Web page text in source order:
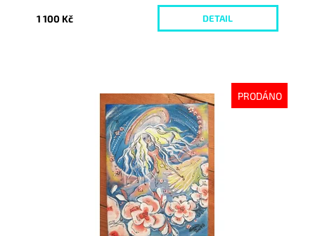
1 100 Kč DETAIL
PRODÁNO
Vyprodáno
3351